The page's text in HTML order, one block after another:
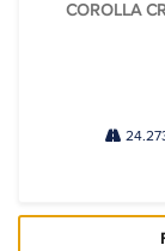
COROLLA